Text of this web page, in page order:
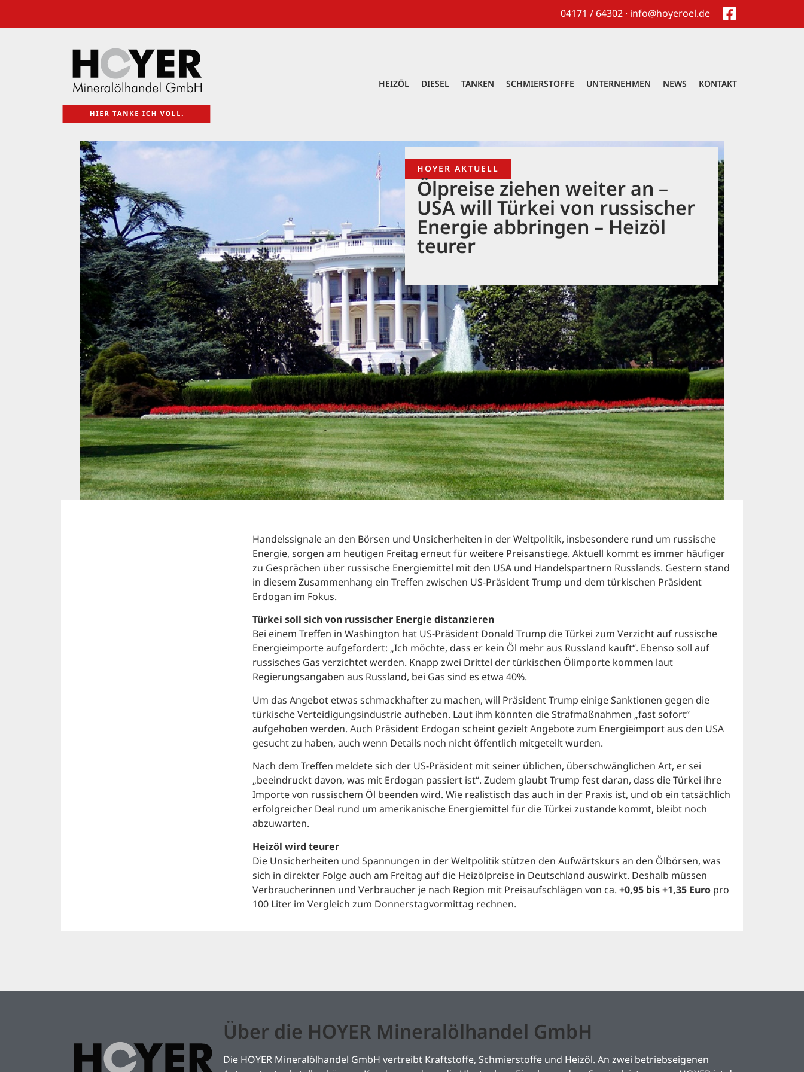
04171 / 64302 · info@hoyeroel.de
HEIZÖL DIESEL TANKEN SCHMIERSTOFFE UNTERNEHMEN NEWS KONTAKT
HOYER AKTUELL
Ölpreise ziehen weiter an –
USA will Türkei von russischer
Energie abbringen – Heizöl
teurer
Handelssignale an den Börsen und Unsicherheiten in der Weltpolitik, insbesondere rund um russische
Energie, sorgen am heutigen Freitag erneut für weitere Preisanstiege. Aktuell kommt es immer häufiger
zu Gesprächen über russische Energiemittel mit den USA und Handelspartnern Russlands. Gestern stand
in diesem Zusammenhang ein Treffen zwischen US-Präsident Trump und dem türkischen Präsident
Erdogan im Fokus.
Türkei soll sich von russischer Energie distanzieren
Bei einem Treffen in Washington hat US-Präsident Donald Trump die Türkei zum Verzicht auf russische
Energieimporte aufgefordert: „Ich möchte, dass er kein Öl mehr aus Russland kauft“. Ebenso soll auf
russisches Gas verzichtet werden. Knapp zwei Drittel der türkischen Ölimporte kommen laut
Regierungsangaben aus Russland, bei Gas sind es etwa 40%.
Um das Angebot etwas schmackhafter zu machen, will Präsident Trump einige Sanktionen gegen die
türkische Verteidigungsindustrie aufheben. Laut ihm könnten die Strafmaßnahmen „fast sofort“
aufgehoben werden. Auch Präsident Erdogan scheint gezielt Angebote zum Energieimport aus den USA
gesucht zu haben, auch wenn Details noch nicht öffentlich mitgeteilt wurden.
Nach dem Treffen meldete sich der US-Präsident mit seiner üblichen, überschwänglichen Art, er sei
„beeindruckt davon, was mit Erdogan passiert ist“. Zudem glaubt Trump fest daran, dass die Türkei ihre
Importe von russischem Öl beenden wird. Wie realistisch das auch in der Praxis ist, und ob ein tatsächlich
erfolgreicher Deal rund um amerikanische Energiemittel für die Türkei zustande kommt, bleibt noch
abzuwarten.
Heizöl wird teurer
Die Unsicherheiten und Spannungen in der Weltpolitik stützen den Aufwärtskurs an den Ölbörsen, was
sich in direkter Folge auch am Freitag auf die Heizölpreise in Deutschland auswirkt. Deshalb müssen
Verbraucherinnen und Verbraucher je nach Region mit Preisaufschlägen von ca. +0,95 bis +1,35 Euro pro
100 Liter im Vergleich zum Donnerstagvormittag rechnen.
Über die HOYER Mineralölhandel GmbH
Die HOYER Mineralölhandel GmbH vertreibt Kraftstoffe, Schmierstoffe und Heizöl. An zwei betriebseigenen